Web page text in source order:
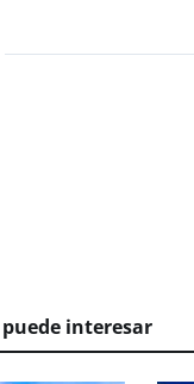
interesar